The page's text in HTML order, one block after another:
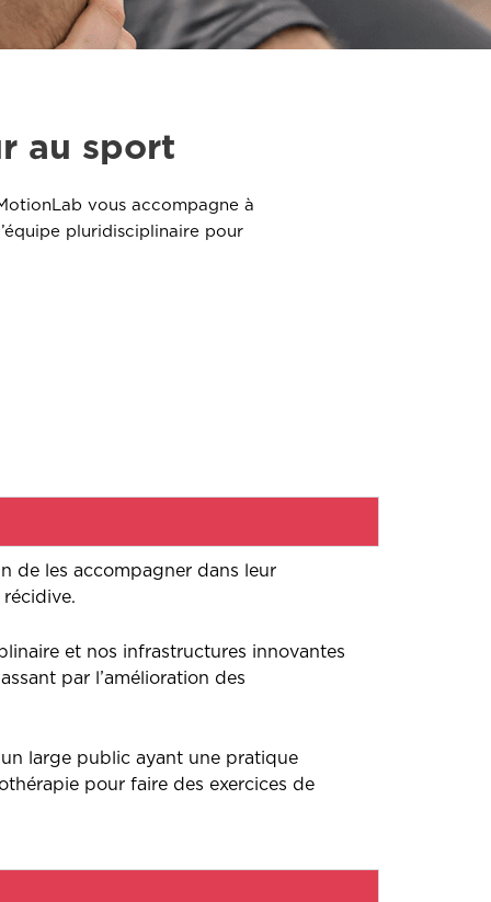
au sport
vous accompagne à
pluridisciplinaire pour
de les accompagner dans leur
et nos infrastructures innovantes
par l’amélioration des
large public ayant une pratique
pour faire des exercices de